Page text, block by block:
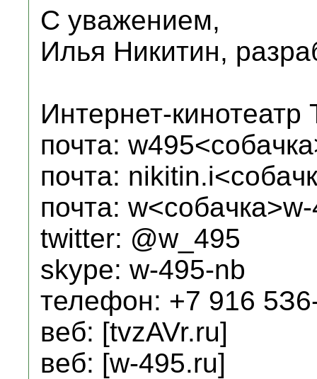
С уважением,
Илья Никитин,
Интернет-
почта:
почта:
почта:
twitter: @w_495
skype: w-495-nb
телефон: +7 916
веб: [tvzAVr.ru]
веб: [w-495.ru]